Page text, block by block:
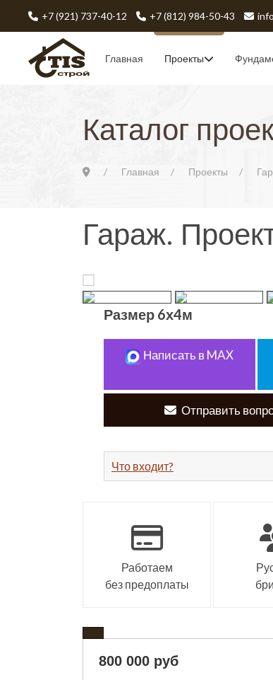
+7 (921) 737-40-12 +7 (812) 984-50-43
Главная Проекты
Каталог
Главная Проекты
Гараж.
Размер 6х4м
Написать в MAX
Отправить
Что входит?
Работаем
без предоплаты
800 000 руб